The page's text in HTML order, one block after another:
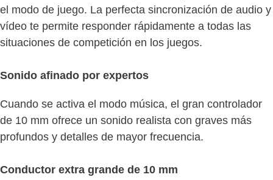
el modo de juego. La perfecta sincronización de audio y
vídeo te permite responder rápidamente a todas las
situaciones de competición en los juegos.
Sonido afinado por expertos
Cuando se activa el modo música, el gran controlador
de 10 mm ofrece un sonido realista con graves más
profundos y detalles de mayor frecuencia.
Conductor extra grande de 10 mm